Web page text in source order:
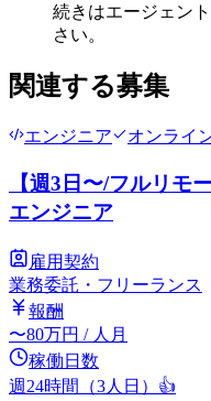
続きはエージェン
さい。
関連する募集
エンジニア オンライ
【週3日〜/フルリモ
エンジニア
雇用契約
業務委託・フリーランス
報酬
〜80万円 / 人月
稼働日数
週24時間（3人日） 👍